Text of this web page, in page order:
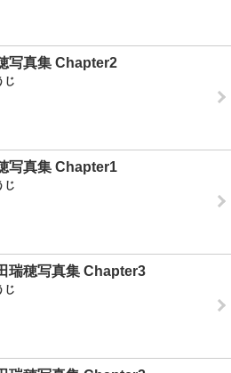
写真集 Chapter2
じ
写真集 Chapter1
じ
瑞穂写真集 Chapter3
じ